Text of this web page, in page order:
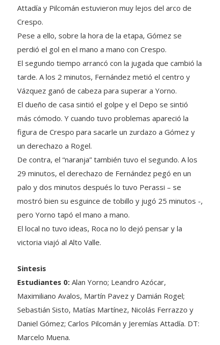
Attadía y Pilcomán estuvieron muy lejos del arco de
Crespo.
Pese a ello, sobre la hora de la etapa, Gómez se
perdió el gol en el mano a mano con Crespo.
El segundo tiempo arrancó con la jugada que cambió la
tarde. A los 2 minutos, Fernández metió el centro y
Vázquez ganó de cabeza para superar a Yorno.
El dueño de casa sintió el golpe y el Depo se sintió
más cómodo. Y cuando tuvo problemas apareció la
figura de Crespo para sacarle un zurdazo a Gómez y
un derechazo a Rogel.
De contra, el “naranja” también tuvo el segundo. A los
29 minutos, el derechazo de Fernández pegó en un
palo y dos minutos después lo tuvo Perassi – se
mostró bien su esguince de tobillo y jugó 25 minutos -,
pero Yorno tapó el mano a mano.
El local no tuvo ideas, Roca no lo dejó pensar y la
victoria viajó al Alto Valle.
Sintesis
Estudiantes 0: Alan Yorno; Leandro Azócar,
Maximiliano Avalos, Martín Pavez y Damián Rogel;
Sebastián Sisto, Matías Martínez, Nicolás Ferrazzo y
Daniel Gómez; Carlos Pilcomán y Jeremías Attadía. DT:
Marcelo Muena.